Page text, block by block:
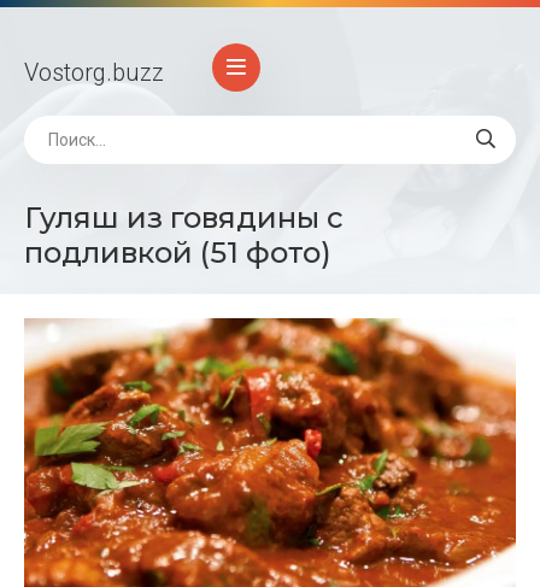
Vostorg.buzz
Гуляш из говядины с
подливкой (51 фото)